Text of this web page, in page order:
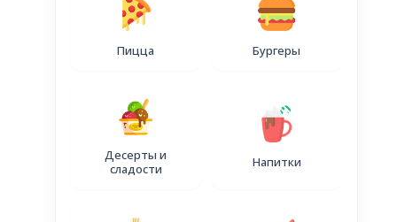
Пицца Бургеры
Десерты и
сладости
Напитки